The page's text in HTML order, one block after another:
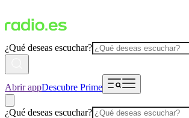
¿Qué deseas escuchar?
Abrir appDescubre Prime
¿Qué deseas escuchar?